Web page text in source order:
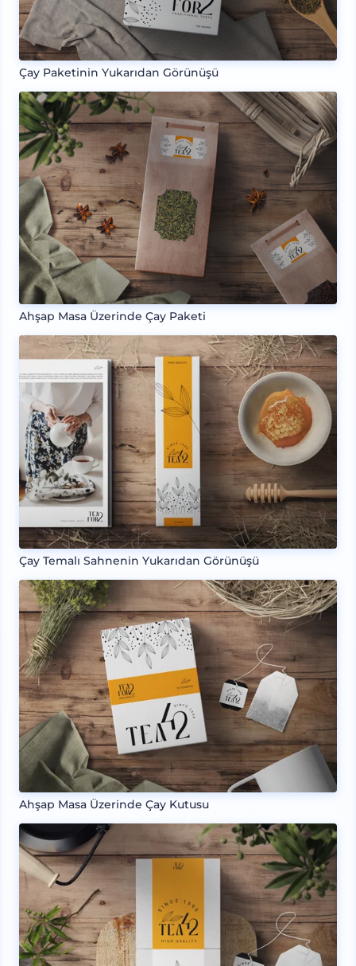
Çay Paketinin Yukarıdan Görünüşü
Ahşap Masa Üzerinde Çay Paketi
Çay Temalı Sahnenin Yukarıdan Görünüşü
Ahşap Masa Üzerinde Çay Kutusu